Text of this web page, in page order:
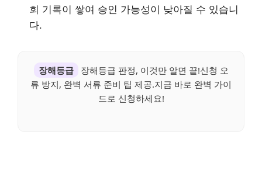
회 기록이 쌓여 승인 가능성이 낮아질 수 있습니
다.
장해등급
장해등급 판정, 이것만 알면 끝!신청 오
류 방지, 완벽 서류 준비 팁 제공.지금 바로 완벽 가이
드로 신청하세요!